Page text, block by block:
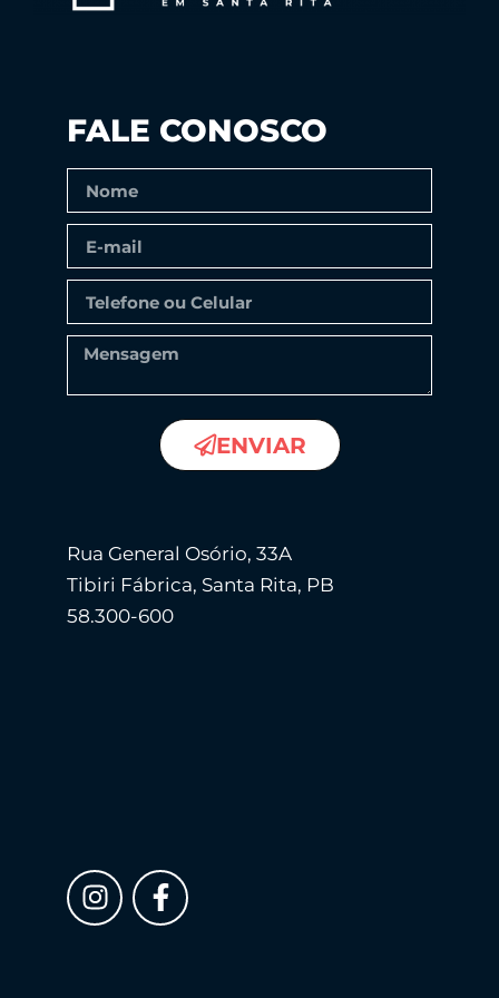
Rua General Osório, 33A
Tibiri Fábrica, Santa Rita, PB
58.300-600
FALE CONOSCO
ENVIAR